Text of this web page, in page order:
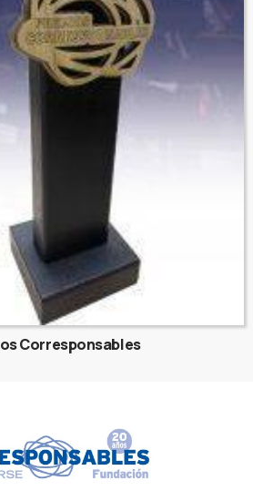
Corresponsables